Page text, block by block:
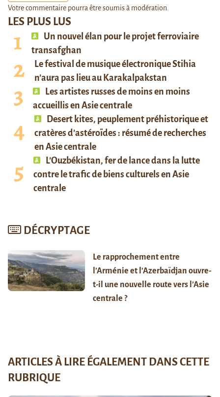
LES PLUS LUS
Un nouvel élan pour le projet ferroviaire
transafghan
Le festival de musique électronique Stihia
n’aura pas lieu au Karakalpakstan
Les artistes russes de moins en moins
accueillis en Asie centrale
Desert kites, peuplement préhistorique et
cratères d’astéroïdes : résumé de recherches
en Asie centrale
L’Ouzbékistan, fer de lance dans la lutte
contre le trafic de biens culturels en Asie
centrale
DÉCRYPTAGE
Le rapprochement entre
l’Arménie et l’Azerbaïdjan ouvre-
t-il une nouvelle route vers l’Asie
centrale ?
Votre commentaire pourra être soumis à modération.
ARTICLES À LIRE ÉGALEMENT DANS CETTE
RUBRIQUE